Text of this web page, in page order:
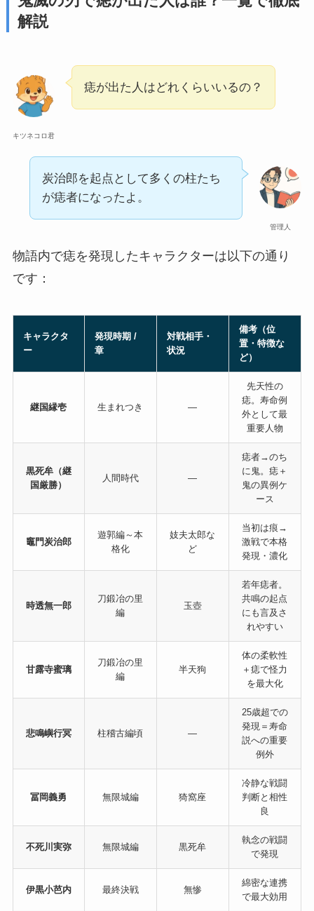
解説
キツネコロ君
痣が出た人はどれくらいいるの？
管理人
炭治郎を起点として多くの柱たち
が痣者になったよ。
物語内で痣を発現したキャラクターは以下の通り
です：
キャラクタ
ー
発現時期 /
章
対戦相手・
状況
備考（位
置・特徴な
ど）
継国縁壱 生まれつき ―
先天性の
痣。寿命例
外として最
重要人物
黒死牟（継
国厳勝）
人間時代 ―
痣者→のち
に鬼。痣＋
鬼の異例ケ
ース
竈門炭治郎
遊郭編～本
格化
妓夫太郎な
ど
当初は痕→
激戦で本格
発現・濃化
時透無一郎
刀鍛冶の里
編
玉壺
若年痣者。
共鳴の起点
にも言及さ
れやすい
甘露寺蜜璃
刀鍛冶の里
編
半天狗
体の柔軟性
＋痣で怪力
を最大化
悲鳴嶼行冥 柱稽古編頃 ―
25歳超での
発現＝寿命
説への重要
例外
冨岡義勇 無限城編 猗窩座
冷静な戦闘
判断と相性
良
不死川実弥 無限城編 黒死牟
執念の戦闘
で発現
伊黒小芭内 最終決戦 無惨
綿密な連携
で最大効用